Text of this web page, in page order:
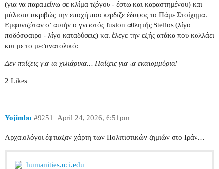
(για να παραμείνω σε κλίμα τζόγου - έστω και καραστημένου) και
μάλιστα ακριβώς την εποχή που κέρδιζε έδαφος το Πάμε Στοίχημα.
Εμφανιζόταν σ’ αυτήν ο γνωστός fusion αθλητής Stelios (λίγο
ποδόσφαιρο - λίγο καταδύσεις) και έλεγε την εξής ατάκα που κολλάει
και με το μεσανατολικό:
Δεν παίζεις για τα χιλιάρικα… Παίζεις για τα εκατομμύρια!
2 Likes
Yojimbo April 24, 2026, 6:51pm
#9251
Αρχαιολόγοι έφτιαξαν χάρτη των Πολιτιστικών ζημιών στο Ιράν…
humanities.uci.edu